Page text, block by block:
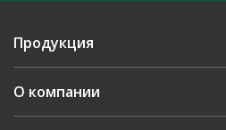
Продукция
О компании